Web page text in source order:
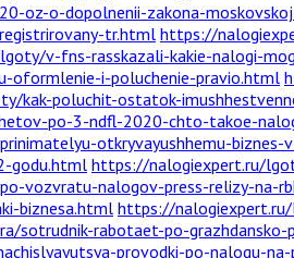
oz-o-dopolnenii-zakona-
tr.html https://
v-fns-rasskazali-kakie-nalogi-
i-poluchenie-pravio.html
kak-poluchit-ostatok-
po-3-ndfl-2020-chto-takoe-
otkryvayushhemu-biznes-
godu.html https://nalogiexpert.ru/
vozvratu-nalogov-press-relizy-na-
biznesa.html https://
sotrudnik-rabotaet-po-
provodki-po-nalogu-